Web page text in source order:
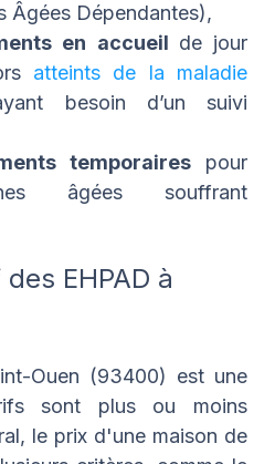
Âgées Dépendantes),
en accueil de jour
atteints de la maladie
besoin d’un suivi
temporaires pour
âgées souffrant
EHPAD à
Ouen (93400) est une
sont plus ou moins
le prix d'une maison de